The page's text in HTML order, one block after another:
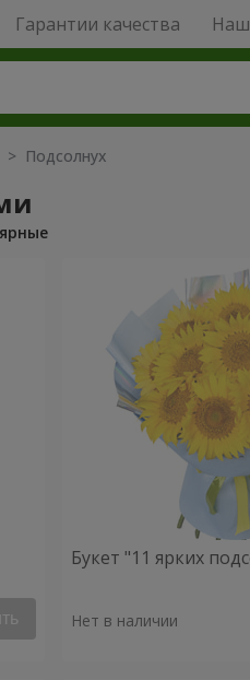
Гарантии качества
Подсолнух
Букет "11 ярких
Нет в наличии